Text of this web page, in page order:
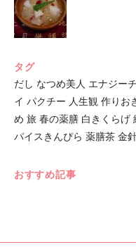
タグ
だし なつめ美人 エナジー
イ パクチー 人生観 作りお
め 旅 春の薬膳 白きくらげ
パイスきんぴら 薬膳茶 金
おすすめ記事